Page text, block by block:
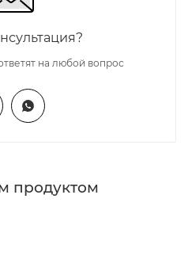
на любой вопрос
продуктом